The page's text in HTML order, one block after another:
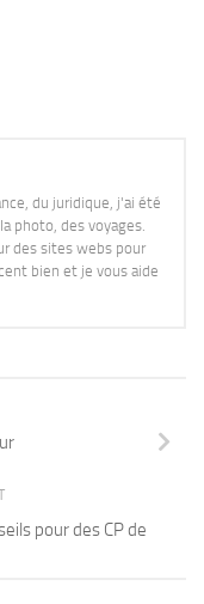
du juridique, j'ai été
photo, des voyages.
des sites webs pour
bien et je vous aide
pour des CP de